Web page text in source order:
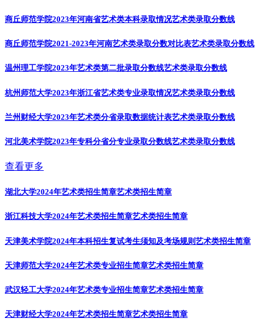
商丘师范学院2023年河南省艺术类本科录取情况艺术类录取分数线
商丘师范学院2021-2023年河南艺术类录取分数对比表艺术类录取分数线
温州理工学院2023年艺术类第二批录取分数线艺术类录取分数线
杭州师范大学2023年浙江省艺术类专业录取情况艺术类录取分数线
兰州财经大学2023年艺术类分省录取数据统计表艺术类录取分数线
河北美术学院2023年专科分省分专业录取分数线艺术类录取分数线
查看更多
湖北大学2024年艺术类招生简章艺术类招生简章
浙江科技大学2024年艺术类招生简章艺术类招生简章
天津美术学院2024年本科招生复试考生须知及考场规则艺术类招生简章
天津师范大学2024年艺术类专业招生简章艺术类招生简章
武汉轻工大学2024年艺术类专业招生简章艺术类招生简章
天津财经大学2024年艺术类招生简章艺术类招生简章